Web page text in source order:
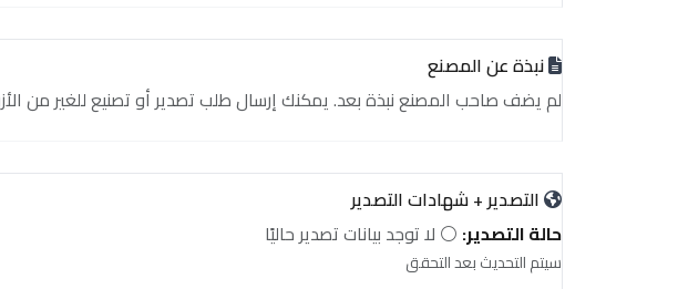
نبذة عن المصنع
لم يضف صاحب المصنع نبذة بعد. يمكنك إرسال طلب تصدير أو تصنيع للغير من
التصدير + شهادات التصدير
حالة التصدير: ⚪ لا توجد بيانات تصدير حاليًا
سيتم التحديث بعد التحقق